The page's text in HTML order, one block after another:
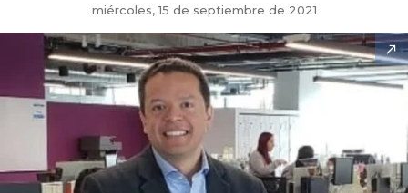
miércoles, 15 de septiembre de 2021